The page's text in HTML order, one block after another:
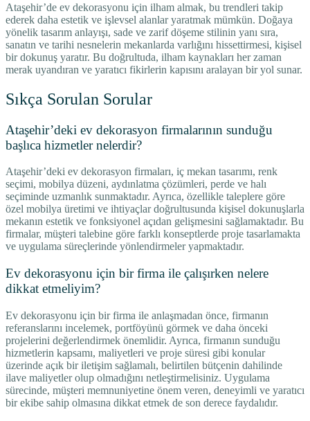
Ataşehir’de ev dekorasyonu için ilham almak, bu trendleri takip
ederek daha estetik ve işlevsel alanlar yaratmak mümkün. Doğaya
yönelik tasarım anlayışı, sade ve zarif döşeme stilinin yanı sıra,
sanatın ve tarihi nesnelerin mekanlarda varlığını hissettirmesi, kişisel
bir dokunuş yaratır. Bu doğrultuda, ilham kaynakları her zaman
merak uyandıran ve yaratıcı fikirlerin kapısını aralayan bir yol sunar.
Sıkça Sorulan Sorular
Ataşehir’deki ev dekorasyon firmalarının sunduğu
başlıca hizmetler nelerdir?
Ataşehir’deki ev dekorasyon firmaları, iç mekan tasarımı, renk
seçimi, mobilya düzeni, aydınlatma çözümleri, perde ve halı
seçiminde uzmanlık sunmaktadır. Ayrıca, özellikle taleplere göre
özel mobilya üretimi ve ihtiyaçlar doğrultusunda kişisel dokunuşlarla
mekanın estetik ve fonksiyonel açıdan gelişmesini sağlamaktadır. Bu
firmalar, müşteri talebine göre farklı konseptlerde proje tasarlamakta
ve uygulama süreçlerinde yönlendirmeler yapmaktadır.
Ev dekorasyonu için bir firma ile çalışırken nelere
dikkat etmeliyim?
Ev dekorasyonu için bir firma ile anlaşmadan önce, firmanın
referanslarını incelemek, portföyünü görmek ve daha önceki
projelerini değerlendirmek önemlidir. Ayrıca, firmanın sunduğu
hizmetlerin kapsamı, maliyetleri ve proje süresi gibi konular
üzerinde açık bir iletişim sağlamalı, belirtilen bütçenin dahilinde
ilave maliyetler olup olmadığını netleştirmelisiniz. Uygulama
sürecinde, müşteri memnuniyetine önem veren, deneyimli ve yaratıcı
bir ekibe sahip olmasına dikkat etmek de son derece faydalıdır.